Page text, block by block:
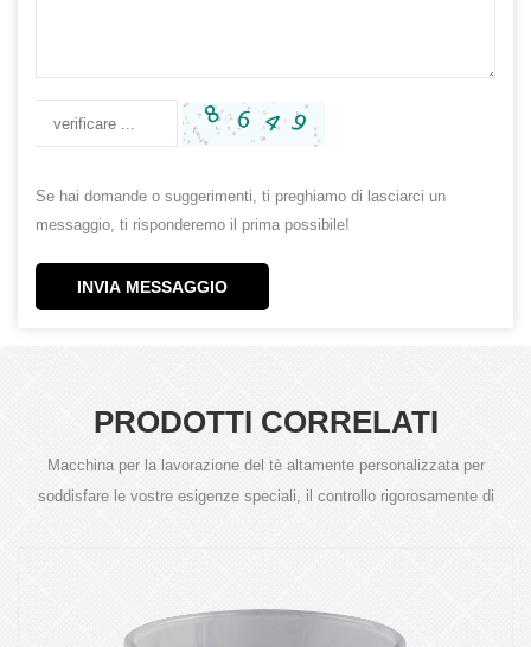
Se hai domande o suggerimenti, ti preghiamo di lasciarci un
messaggio, ti risponderemo il prima possibile!
INVIA MESSAGGIO
PRODOTTI CORRELATI
Macchina per la lavorazione del tè altamente personalizzata per
soddisfare le vostre esigenze speciali, il controllo rigorosamente di